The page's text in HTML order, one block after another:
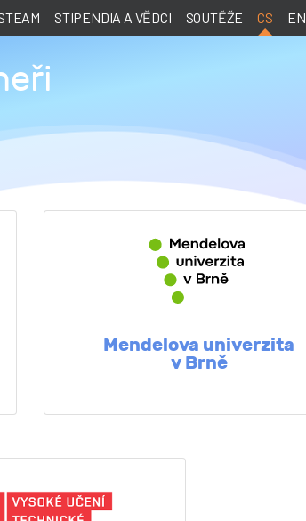
STIPENDIA A VĚDCI SOUTĚŽE CS EN
Mendelova univerzita
v Brně